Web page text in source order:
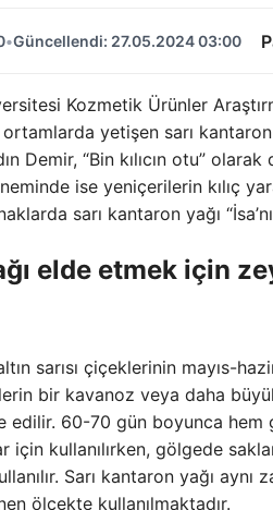
•Güncellendi: 27.05.2024 03:00
Kozmetik Ürünler
yetişen sarı kantaron
Demir, “Bin kılıcın otu”
ise yeniçerilerin kılıç
sarı kantaron yağı
elde etmek için
sarısı çiçeklerinin mayıs-
bir kavanoz veya daha
edilir. 60-70 gün boyunca hem
kullanılırken, gölgede
Sarı kantaron yağı
ölçekte kullanılmaktadır.